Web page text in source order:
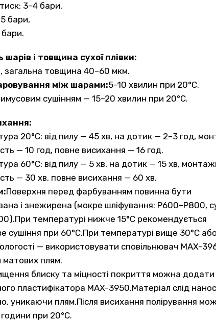
3–4 бари,
бари,
бари.
шарів і товщина сухої плівки:
загальна товщина 40–60 мкм.
між шарами:5–10 хвилин при 20°C.
сушінням — 15–20 хвилин при 20°C.
20°C: від пилу — 45 хв, на дотик — 2–3 год,
— 10 год, повне висихання — 16 год.
60°C: від пилу — 5 хв, на дотик — 15 хв,
— 30 хв, повне висихання — 60 хв.
Поверхня перед фарбуванням повинна бути
і знежирена (мокре шліфування: P600–P800,
температурі нижче 15°C рекомендується
сушіння при 60°C.При температурі вище 30°C або
— використовувати сповільнювач MAX-
матових плям.
блиску та міцності покриття можна додати
пластифікатора MAX-3950.Матеріал слід
уникаючи плям.Після висихання полірування
при 20°C.